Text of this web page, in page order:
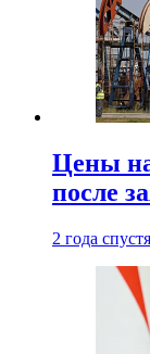
Цены
после
2 года спустя